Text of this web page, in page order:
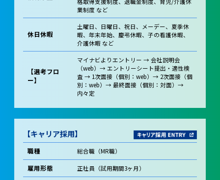
業制度 など
休日休暇
土曜日、日曜日、祝日、メーデー、夏季休
暇、年末年始、慶弔休暇、子の看護休暇、
介護休暇 など
【選考フロ
ー】
マイナビよりエントリー → 会社説明会
（web）→ エントリーシート提出・適性検
査 → 1次面接（個別：web）→ 2次面接（個
別：web）→ 最終面接（個別：対面）→
内々定
【キャリア採用】
職種 総合職（MR職）
雇用形態 正社員（試用期間3ヶ月）